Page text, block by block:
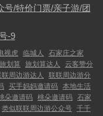
号/特价门票/亲子游/团
-9
视虎 临城人
石家庄之家
旅划算 旅划算达人
云客赞分
联周边游达人
联联周边游分
买手妈妈邀请码 本地生活
朵邀请码 桃朵邀请码 石家
类似联联周边游公众号 千千